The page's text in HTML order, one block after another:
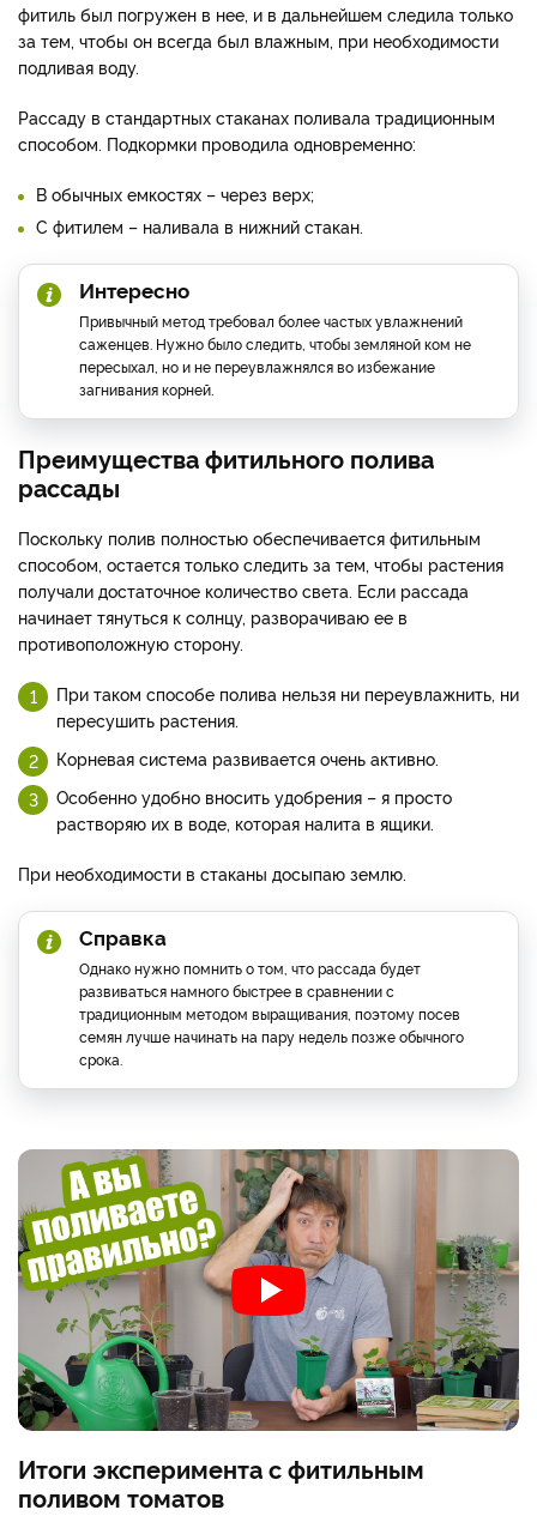
фитиль был погружен в нее, и в дальнейшем следила только
за тем, чтобы он всегда был влажным, при необходимости
подливая воду.
Рассаду в стандартных стаканах поливала традиционным
способом. Подкормки проводила одновременно:
В обычных емкостях – через верх;
С фитилем – наливала в нижний стакан.
Интересно
Привычный метод требовал более частых увлажнений
саженцев. Нужно было следить, чтобы земляной ком не
пересыхал, но и не переувлажнялся во избежание
загнивания корней.
Преимущества фитильного полива
рассады
Поскольку полив полностью обеспечивается фитильным
способом, остается только следить за тем, чтобы растения
получали достаточное количество света. Если рассада
начинает тянуться к солнцу, разворачиваю ее в
противоположную сторону.
При таком способе полива нельзя ни переувлажнить, ни
пересушить растения.
Корневая система развивается очень активно.
Особенно удобно вносить удобрения – я просто
растворяю их в воде, которая налита в ящики.
При необходимости в стаканы досыпаю землю.
Справка
Однако нужно помнить о том, что рассада будет
развиваться намного быстрее в сравнении с
традиционным методом выращивания, поэтому посев
семян лучше начинать на пару недель позже обычного
срока.
Итоги эксперимента с фитильным
поливом томатов